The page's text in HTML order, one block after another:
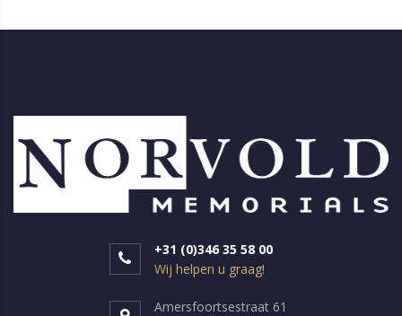
+31 (0)346 35 58 00
Wij helpen u graag!
Amersfoortsestraat 61